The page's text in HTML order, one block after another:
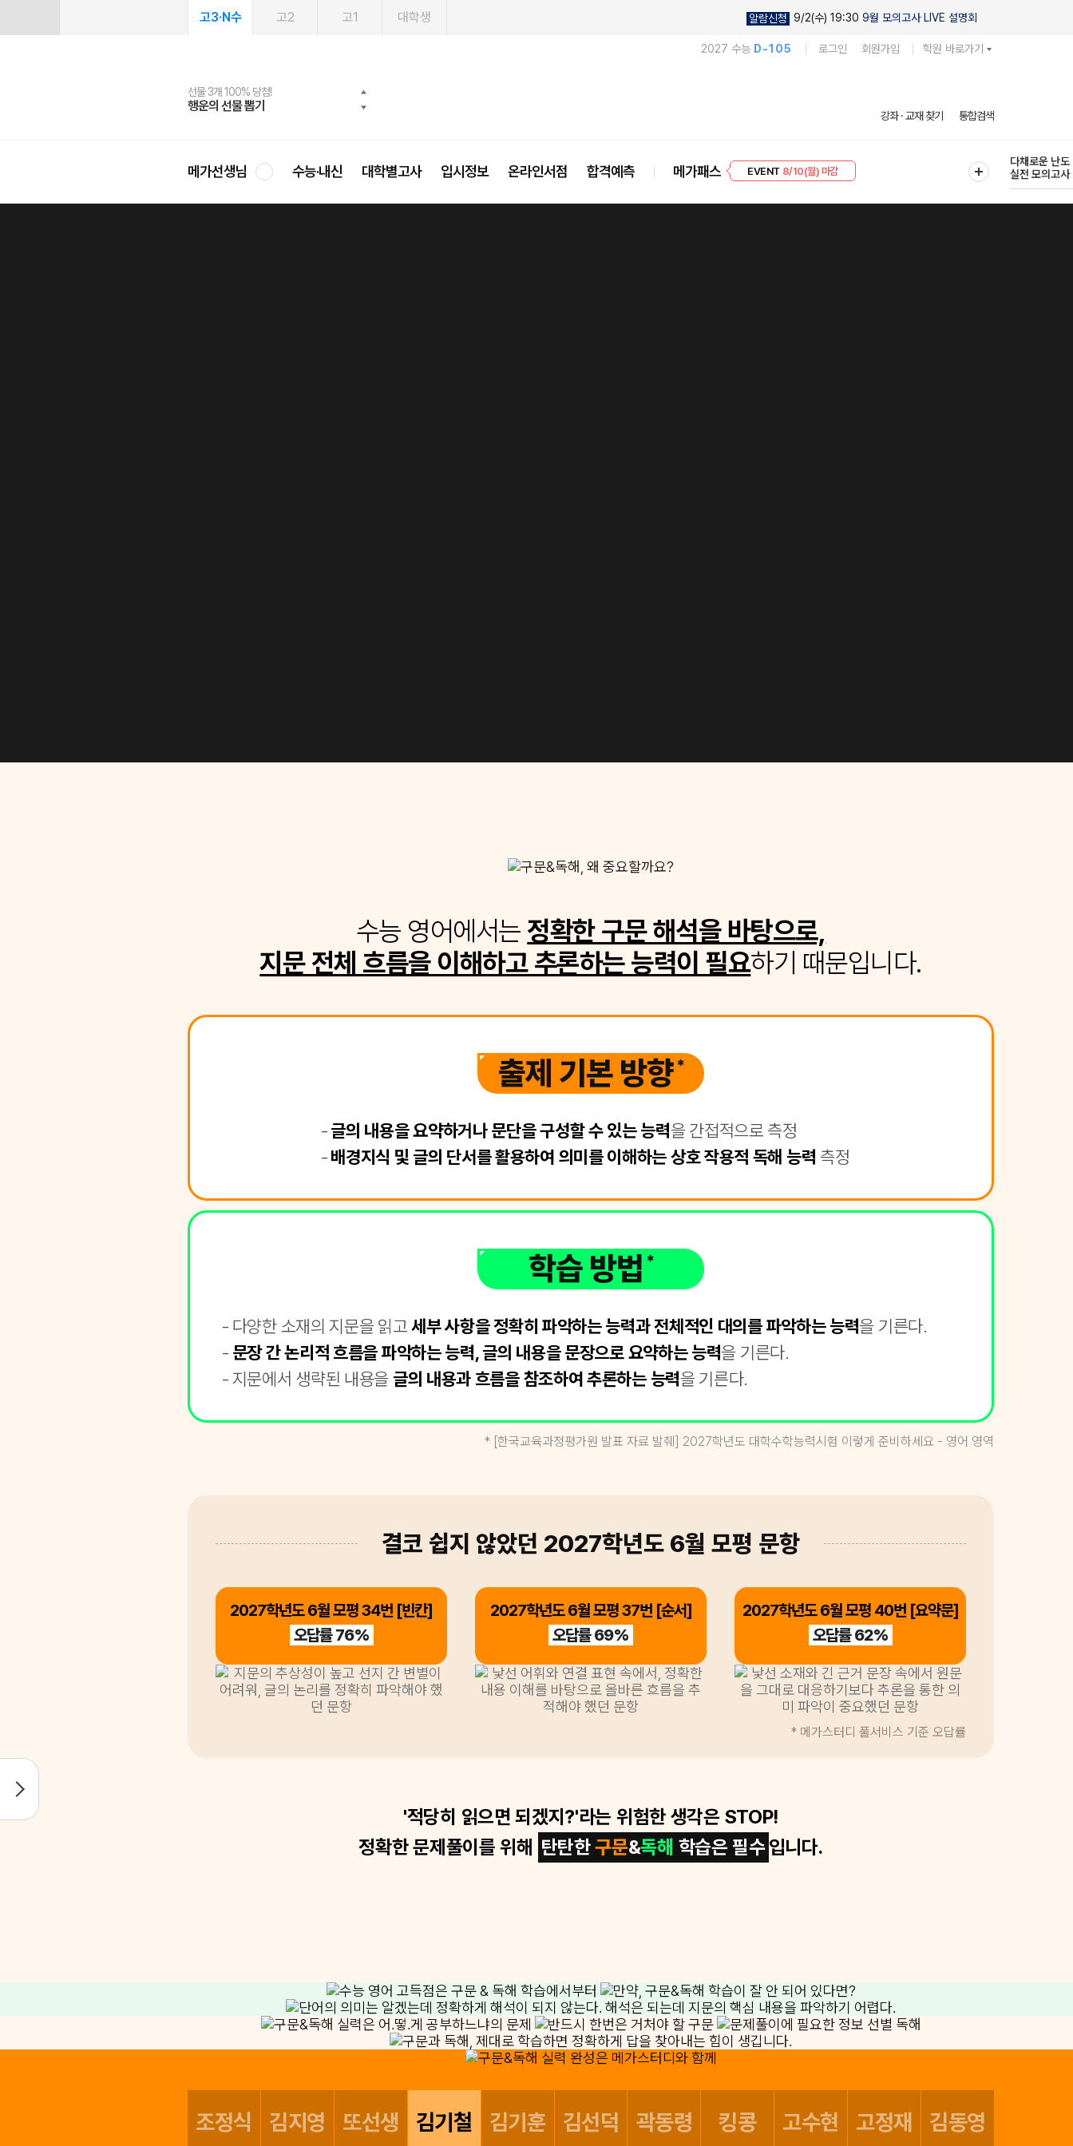
고3·N수 고2 고1 대학생 알람신청 9/2(수) 19:30 9월 모의고사 LIVE 설명회
2027 수능 D-105 로그인 회원가입 학원 바로가기
선물 3개 100% 당첨!
행운의 선물 뽑기
선물 100% 증정!
메가스터디 X 올리브
여름방학 스터디 캐시백
메가런 썸머스쿨
2027 러셀 단과
강사 공개선발
스마트러닝앱
설문 EVENT
메가패스
3일 무료 체험권
메가패스 수강생 무료혜택!
메가클럽 멤버십
사회공헌 캠페인
희망이룸 메가나눔
강좌 · 교재 찾기 통합검색
메가선생님 수능·내신 대학별고사 입시정보 온라인서점 합격예측 메가패스 EVENT 8/10(월) 마감
현우진의
킬링캠프 시즌
수능 영어에서는 정확한 구문 해석을 바탕으로,
지문 전체 흐름을 이해하고 추론하는 능력이 필요하기 때문입니다.
출제 기본 방향*
글의 내용을 요약하거나 문단을 구성할 수 있는 능력을 간접적으로 측정
배경지식 및 글의 단서를 활용하여 의미를 이해하는 상호 작용적 독해 능력 측정
학습 방법 *
다양한 소재의 지문을 읽고세부 사항을 정확히 파악하는 능력과 전체적인 대의를 파악하는 능력을 기른다.
문장 간 논리적 흐름을 파악하는 능력, 글의 내용을 문장으로 요약하는 능력을 기른다.
지문에서 생략된 내용을 글의 내용과 흐름을 참조하여 추론하는 능력을 기른다.
* [한국교육과정평가원 발표 자료 발췌] 2027학년도 대학수학능력시험 이렇게 준비하세요 - 영어 영역
결코 쉽지 않았던 2027학년도 6월 모평 문항
2027학년도 6월 모평 34번 [빈칸]
오답률 76%
2027학년도 6월 모평 37번 [순서]
오답률 69%
2027학년도 6월 모평 40번 [요약문]
오답률 62%
* 메가스터디 풀서비스 기준 오답률
'적당히 읽으면 되겠지?'라는 위험한 생각은 STOP!
정확한 문제풀이를 위해 탄탄한구문&독해 학습은 필수입니다.
조정식 김지영 또선생 김기철 김기훈 김선덕 곽동령 킹콩 고수현 고정재 김동영